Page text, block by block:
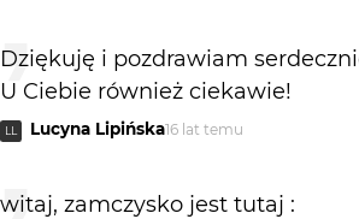
Dziękuję i pozdrawiam
U Ciebie również ciekawie!
LL Lucyna Lipińska16 lat temu
witaj, zamczysko jest tutaj :